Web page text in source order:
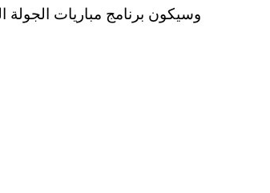
وسيكون برنامج مباريات الجولة